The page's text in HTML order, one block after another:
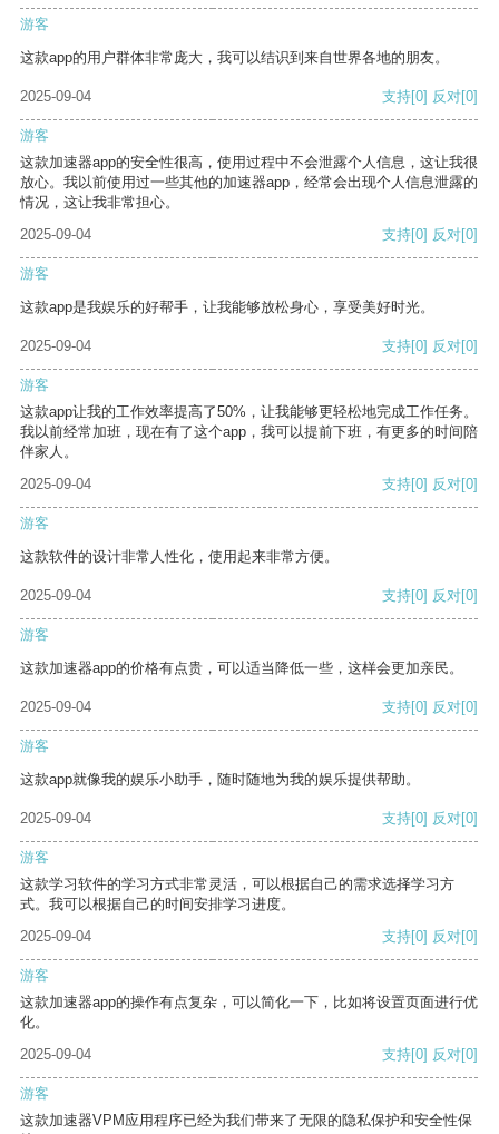
游客
这款app的用户群体非常庞大，我可以结识到来自世界各地的朋友。
2025-09-04 支持[0] 反对[0]
游客
这款加速器app的安全性很高，使用过程中不会泄露个人信息，这让我很
放心。我以前使用过一些其他的加速器app，经常会出现个人信息泄露的
情况，这让我非常担心。
2025-09-04
支持[0] 反对[0]
游客
这款app是我娱乐的好帮手，让我能够放松身心，享受美好时光。
2025-09-04 支持[0] 反对[0]
游客
这款app让我的工作效率提高了50%，让我能够更轻松地完成工作任务。
我以前经常加班，现在有了这个app，我可以提前下班，有更多的时间陪
伴家人。
2025-09-04
支持[0] 反对[0]
游客
这款软件的设计非常人性化，使用起来非常方便。
2025-09-04 支持[0] 反对[0]
游客
这款加速器app的价格有点贵，可以适当降低一些，这样会更加亲民。
2025-09-04 支持[0] 反对[0]
游客
这款app就像我的娱乐小助手，随时随地为我的娱乐提供帮助。
2025-09-04 支持[0] 反对[0]
游客
这款学习软件的学习方式非常灵活，可以根据自己的需求选择学习方
式。我可以根据自己的时间安排学习进度。
2025-09-04
支持[0] 反对[0]
游客
这款加速器app的操作有点复杂，可以简化一下，比如将设置页面进行优
化。
2025-09-04
支持[0] 反对[0]
游客
这款加速器VPM应用程序已经为我们带来了无限的隐私保护和安全性保